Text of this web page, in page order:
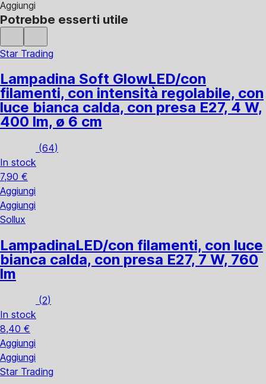
Aggiungi
Potrebbe esserti utile
Star Trading
Lampadina Soft GlowLED/con
filamenti, con intensità regolabile, con
luce bianca calda, con presa E27, 4 W,
400 lm, ø 6 cm
(64)
In stock
7,90 €
Aggiungi
Aggiungi
Sollux
LampadinaLED/con filamenti, con luce
bianca calda, con presa E27, 7 W, 760
lm
(2)
In stock
8,40 €
Aggiungi
Aggiungi
Star Trading